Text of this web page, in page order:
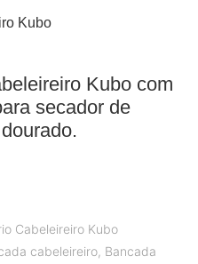
Kubo
Kubo com
secador de
Cabeleireiro Kubo
cabeleireiro, Bancada